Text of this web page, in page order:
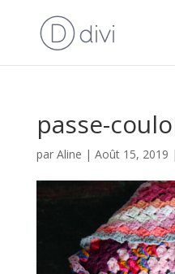
passe-
par Aline | Août 15, 2019 |